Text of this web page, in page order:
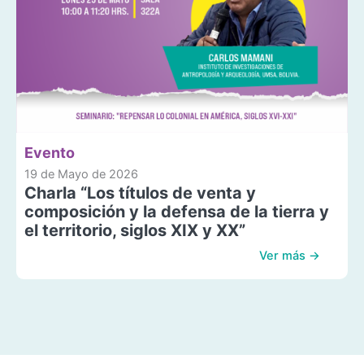
Evento
19 de Mayo de 2026
Charla “Los títulos de venta y
composición y la defensa de la tierra y
el territorio, siglos XIX y XX”
Ver más →